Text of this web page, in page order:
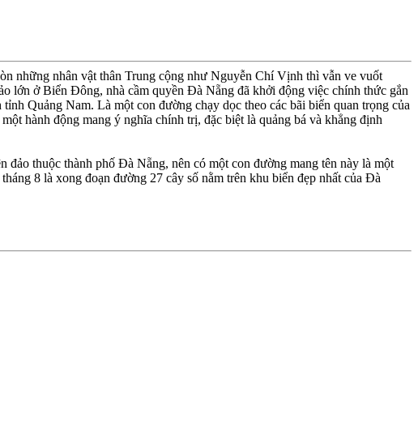
những nhân vật thân Trung cộng như Nguyễn Chí Vịnh thì vẫn ve vuốt
lớn ở Biển Ðông, nhà cầm quyền Ðà Nẵng đã khởi động việc chính thức gắn
Quảng Nam. Là một con đường chạy dọc theo các bãi biển quan trọng của
hành động mang ý nghĩa chính trị, đặc biệt là quảng bá và khẳng định
thuộc thành phố Ðà Nẵng, nên có một con đường mang tên này là một
8 là xong đoạn đường 27 cây số nằm trên khu biển đẹp nhất của Ðà